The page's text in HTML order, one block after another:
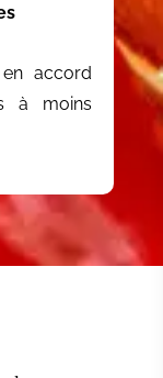
accord
à moins